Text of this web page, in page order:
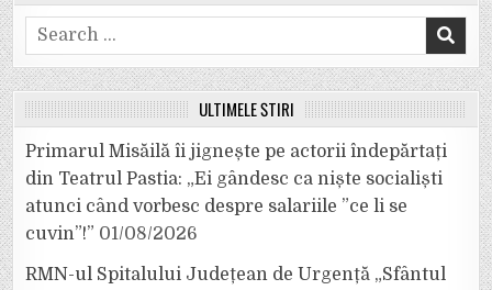
Search
for:
ULTIMELE ȘTIRI
Primarul Misăilă îi jignește pe actorii îndepărtați
din Teatrul Pastia: „Ei gândesc ca niște socialiști
atunci când vorbesc despre salariile ”ce li se
cuvin”!” 01/08/2026
RMN-ul Spitalului Județean de Urgență „Sfântul